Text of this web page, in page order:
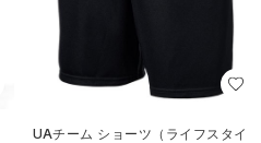
UAチーム ショーツ（ライフスタイ